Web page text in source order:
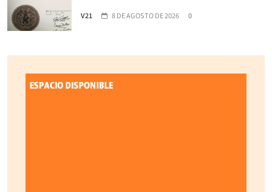
V21 8 DE AGOSTO DE 2026 0